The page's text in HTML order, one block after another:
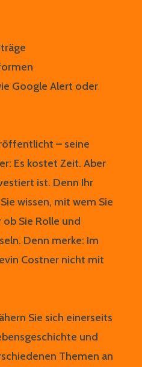
Google Alert oder
– seine
Es kostet Zeit. Aber
ist. Denn Ihr
wissen, mit wem Sie
Sie Rolle und
Denn merke: Im
Costner nicht mit
Sie sich einerseits
und
Themen an